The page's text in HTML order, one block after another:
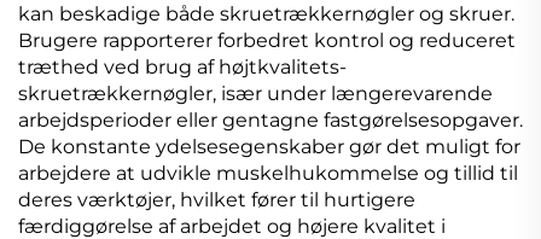
kan beskadige både skruetrækkernøgler og skruer.
Brugere rapporterer forbedret kontrol og reduceret
træthed ved brug af højtkvalitets-
skruetrækkernøgler, især under længerevarende
arbejdsperioder eller gentagne fastgørelsesopgaver.
De konstante ydelsesegenskaber gør det muligt for
arbejdere at udvikle muskelhukommelse og tillid til
deres værktøjer, hvilket fører til hurtigere
færdiggørelse af arbejdet og højere kvalitet i